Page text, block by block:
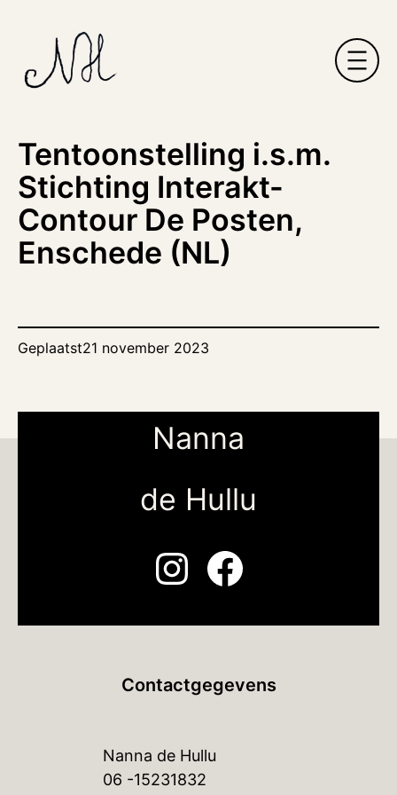
inhoud
Tentoonstelling i.s.m.
Stichting Interakt-
Contour De Posten,
Enschede (NL)
Geplaatst21 november 2023
Contactgegevens
Nanna de Hullu
06 -15231832
Nanna
de Hullu
Facebook
Instagram